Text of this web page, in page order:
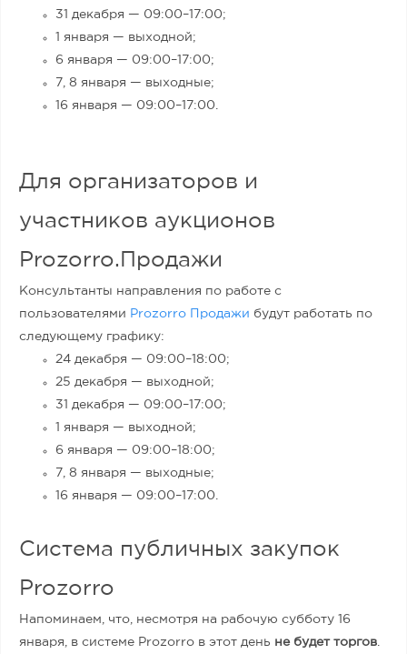
31 декабря — 09:00–17:00;
1 января — выходной;
6 января — 09:00–17:00;
7, 8 января — выходные;
16 января — 09:00– 17:00.
Для организаторов и
участников аукционов
Prozorro.Продажи
Консультанты направления по работе с
пользователями Prozorro Продажи будут работать по
следующему графику:
24 декабря — 09:00–18:00;
25 декабря — выходной;
31 декабря — 09:00–17:00;
1 января — выходной;
6 января — 09:00–18:00;
7, 8 января — выходные;
16 января — 09:00– 17:00.
Система публичных закупок
Prozorro
Напоминаем, что, несмотря на рабочую субботу 16
января, в системе Prozorro в этот день не будет торгов